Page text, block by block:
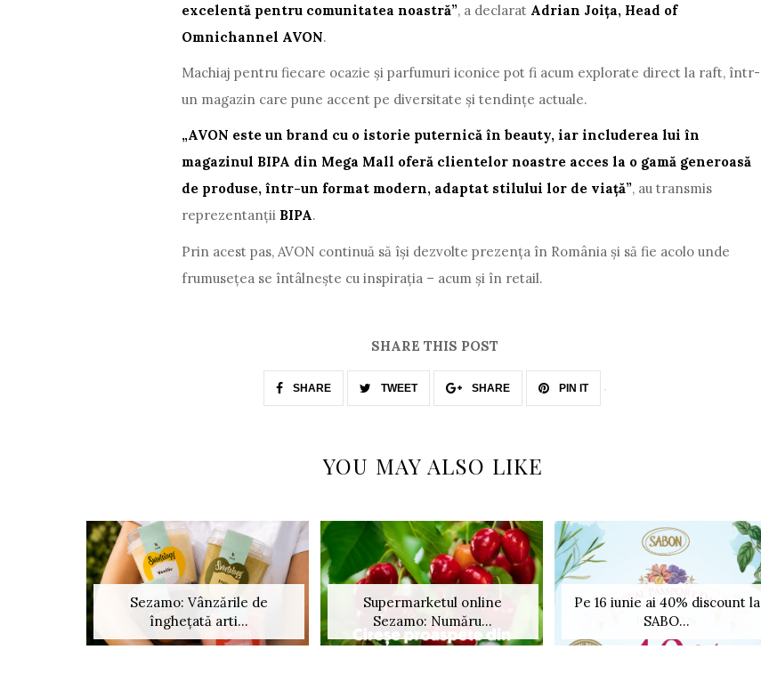
excelentă pentru comunitatea noastră”, a declarat Adrian Joița, Head of
Omnichannel AVON.
Machiaj pentru fiecare ocazie și parfumuri iconice pot fi acum explorate direct la raft, într-
un magazin care pune accent pe diversitate și tendințe actuale.
„AVON este un brand cu o istorie puternică în beauty, iar includerea lui în
magazinul BIPA din Mega Mall oferă clientelor noastre acces la o gamă generoasă
de produse, într-un format modern, adaptat stilului lor de viață”, au transmis
reprezentanții BIPA.
Prin acest pas, AVON continuă să își dezvolte prezența în România și să fie acolo unde
frumusețea se întâlnește cu inspirația – acum și în retail.
SHARE THIS POST
SHARE TWEET SHARE PIN IT
YOU MAY ALSO LIKE
Sezamo: Vânzările de
înghețată arti...
Supermarketul online
Sezamo: Număru...
Pe 16 iunie ai 40% discount la
SABO...